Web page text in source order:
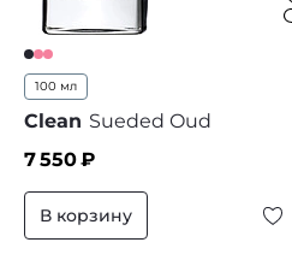
100 мл
Clean Sueded Oud
7 550₽
В корзину